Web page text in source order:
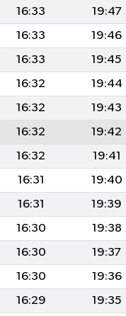
16:33 19:47
16:33 19:46
16:33 19:45
16:32 19:44
16:32 19:43
16:32 19:42
16:32 19:41
16:31 19:40
16:31 19:39
16:30 19:38
16:30 19:37
16:30 19:36
16:29 19:35